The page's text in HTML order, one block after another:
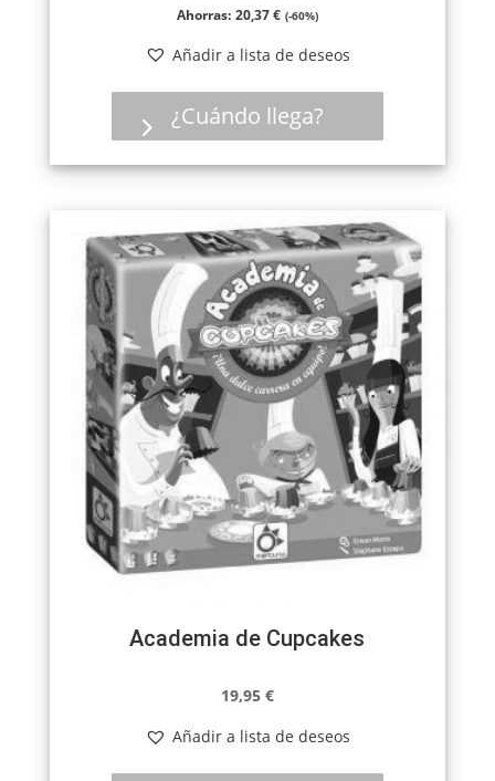
precio
era:
33,95 €.
precio
es:
13,58 €.
Ahorras: 20,37€ (-60%)
Añadir a lista de deseos
¿Cuándo llega?
Academia de Cupcakes
19,95 €
Añadir a lista de deseos